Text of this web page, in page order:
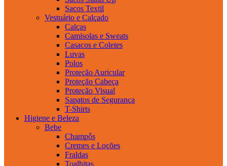
Sacos Textil
Vestuário e Calçado
Calças
Camisolas e Sweats
Casacos e Coletes
Luvas
Polos
Proteção Auricular
Proteção Cabeça
Proteção Visual
Sapatos de Segurança
T-Shirts
Higiene e Beleza
Bebe
Champôs
Cremes e Loções
Fraldas
Toalhitas